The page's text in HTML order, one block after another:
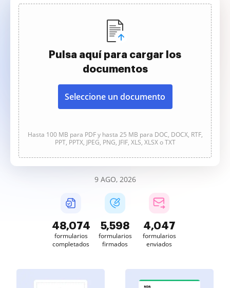
Pulsa aquí para cargar los
documentos
Seleccione un documento
Hasta 100 MB para PDF y hasta 25 MB para DOC, DOCX, RTF,
PPT, PPTX, JPEG, PNG, JFIF, XLS, XLSX o TXT
9 AGO, 2026
48,074
formularios
completados
5,598
formularios
firmados
4,047
formularios
enviados